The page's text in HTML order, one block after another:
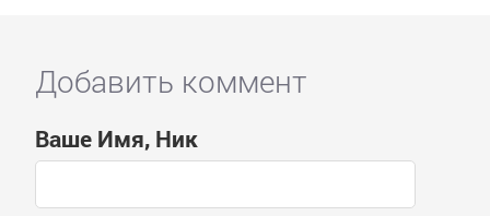
Добавить коммент
Ваше Имя, Ник